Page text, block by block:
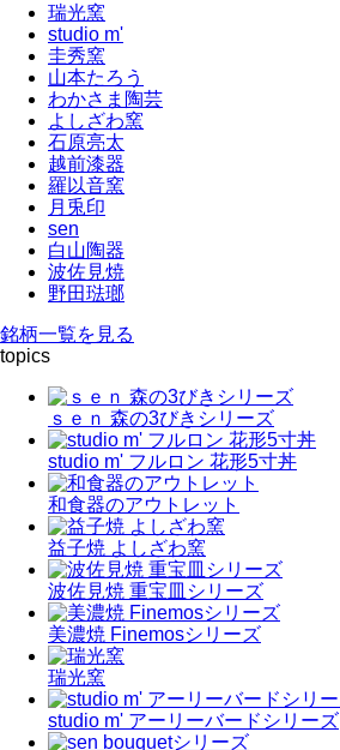
瑞光窯
studio m'
圭秀窯
山本たろう
わかさま陶芸
よしざわ窯
石原亮太
越前漆器
羅以音窯
月兎印
sen
白山陶器
波佐見焼
野田琺瑯
銘柄一覧を見る
topics
ｓｅｎ 森の3びきシリーズ
studio m' フルロン 花形5寸丼
和食器のアウトレット
益子焼 よしざわ窯
波佐見焼 重宝皿シリーズ
美濃焼 Finemosシリーズ
瑞光窯
studio m' アーリーバードシリーズ